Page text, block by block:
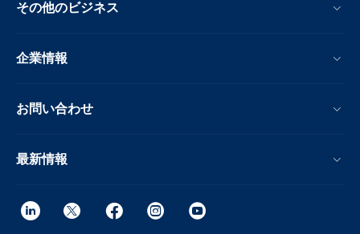
その他のビジネス
企業情報
お問い合わせ
最新情報